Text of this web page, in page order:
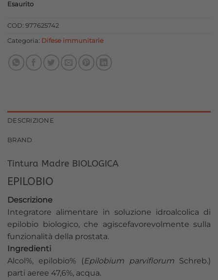
era:
19,90 €.17,91 €.
Esaurito
COD: 977625742
Categoria: Difese immunitarie
DESCRIZIONE
BRAND
Tintura Madre BIOLOGICA
EPILOBIO
Descrizione
Integratore alimentare in soluzione idroalcolica di
epilobio biologico, che agiscefavorevolmente sulla
funzionalità della prostata.
Ingredienti
Alcol%, epilobio% (Epilobium parviflorumSchreb.)
parti aeree 47,6%, acqua.